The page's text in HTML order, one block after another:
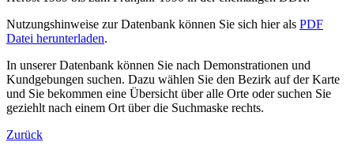
Nutzungshinweise zur Datenbank können Sie sich hier als PDF
Datei herunterladen.
In unserer Datenbank können Sie nach Demonstrationen und
Kundgebungen suchen. Dazu wählen Sie den Bezirk auf der Karte
und Sie bekommen eine Übersicht über alle Orte oder suchen Sie
geziehlt nach einem Ort über die Suchmaske rechts.
Zurück